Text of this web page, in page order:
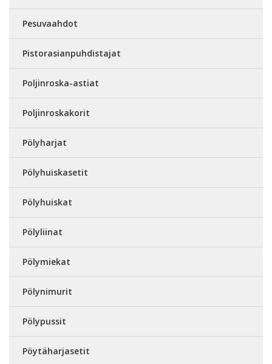
Pesuvaahdot
Pistorasianpuhdistajat
Poljinroska-astiat
Poljinroskakorit
Pölyharjat
Pölyhuiskasetit
Pölyhuiskat
Pölyliinat
Pölymiekat
Pölynimurit
Pölypussit
Pöytäharjasetit